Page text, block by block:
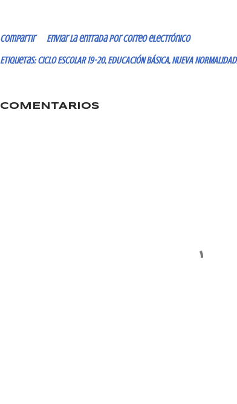
Compartir
Enviar la entrada por correo electrónico
Etiquetas: CICLO ESCOLAR 19-20 EDUCACIÓN BÁSICA NUEVA NORMALIDAD
COMENTARIOS